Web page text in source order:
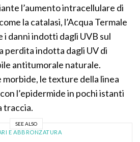
l’aumento intracellulare di
la catalasi, l’Acqua Termale
i danni indotti dagli UVB sul
perdita indotta dagli UV di
antitumorale naturale.
le texture della linea
l’epidermide in pochi istanti
traccia.
SEE ALSO
E ABBRONZATURA